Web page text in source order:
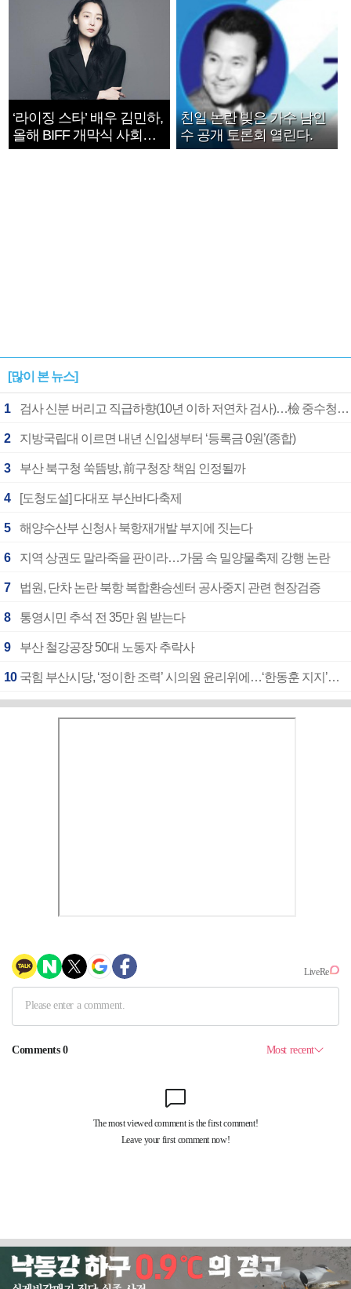
‘라이징 스타’ 배우 김민하,
올해 BIFF 개막식 사회자
확정
친일 논란 빚은 가수 남인
수 공개 토론회 열린다.
[많이 본 뉴스]
1 검사 신분 버리고 직급하향(10년 이하 저연차 검사)…檢 중수청행 기피
2 지방국립대 이르면 내년 신입생부터 ‘등록금 0원’(종합)
3 부산 북구청 쑥뜸방, 前구청장 책임 인정될까
4 [도청도설] 다대포 부산바다축제
5 해양수산부 신청사 북항재개발 부지에 짓는다
6 지역 상권도 말라죽을 판이라…가뭄 속 밀양물축제 강행 논란
7 법원, 단차 논란 북항 복합환승센터 공사중지 관련 현장검증
8 통영시민 추석 전 35만 원 받는다
9 부산 철강공장 50대 노동자 추락사
10 국힘 부산시당, ‘정이한 조력’ 시의원 윤리위에…‘한동훈 지지’도 신고접수